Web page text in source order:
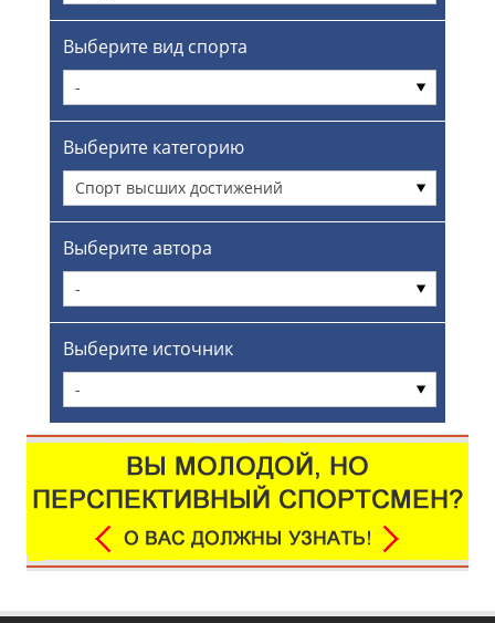
Выберите вид спорта
-
Выберите категорию
Спорт высших достижений
Выберите автора
-
Выберите источник
-